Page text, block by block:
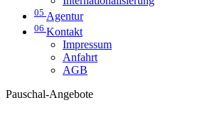
05 Agentur
06 Kontakt
Impressum
Anfahrt
AGB
Pauschal-Angebote